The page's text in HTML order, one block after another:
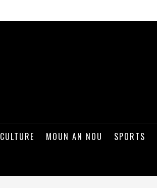
CULTURE MOUN AN NOU SPORTS